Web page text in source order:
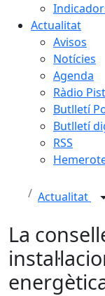
Actualitat
Avisos
Notícies
Agenda
Ràdio
Butlletí
Butlletí
RSS
Actualitat
La